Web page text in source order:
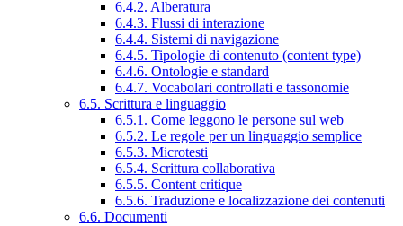
6.4.2. Alberatura
6.4.3. Flussi di interazione
6.4.4. Sistemi di navigazione
6.4.5. Tipologie di contenuto (content type)
6.4.6. Ontologie e standard
6.4.7. Vocabolari controllati e tassonomie
6.5. Scrittura e linguaggio
6.5.1. Come leggono le persone sul web
6.5.2. Le regole per un linguaggio semplice
6.5.3. Microtesti
6.5.4. Scrittura collaborativa
6.5.5. Content critique
6.5.6. Traduzione e localizzazione dei contenuti
6.6. Documenti